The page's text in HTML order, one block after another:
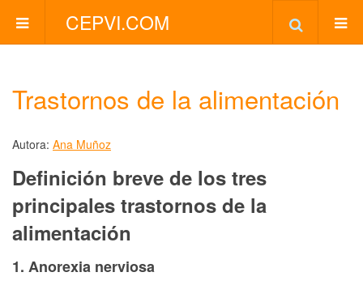
CEPVI.COM
Trastornos de la alimentación
Autora: Ana Muñoz
Definición breve de los tres
principales trastornos de la
alimentación
1. Anorexia nerviosa